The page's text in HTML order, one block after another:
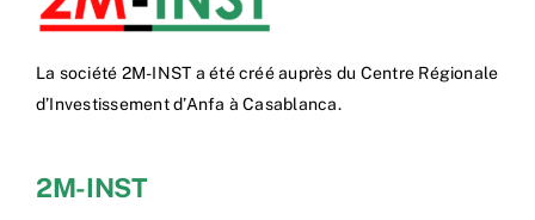
La société 2M-INST a été créé auprès du Centre Régionale
d’Investissement d’Anfa à Casablanca.
2M-INST